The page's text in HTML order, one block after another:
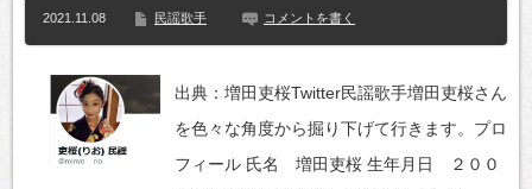
2021.11.08 民謡歌手 コメントを書く
出典：増田吏桜Twitter民謡歌手増田吏桜さん
を色々な角度から掘り下げて行きます。プロ
フィール 氏名 増田吏桜 生年月日 ２００